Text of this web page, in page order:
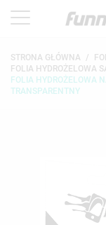
STRONA GŁÓWNA
FOLIA HYDROŻELOWA
FOLIA HYDROŻELOWA
TRANSPARENTNY